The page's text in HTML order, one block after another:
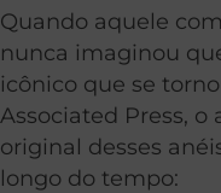
Quando aquele
nunca imaginou
icônico que se
Associated Press,
original desses
longo do tempo: